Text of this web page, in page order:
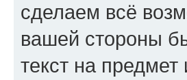
сделаем всё
вашей стороны
текст на